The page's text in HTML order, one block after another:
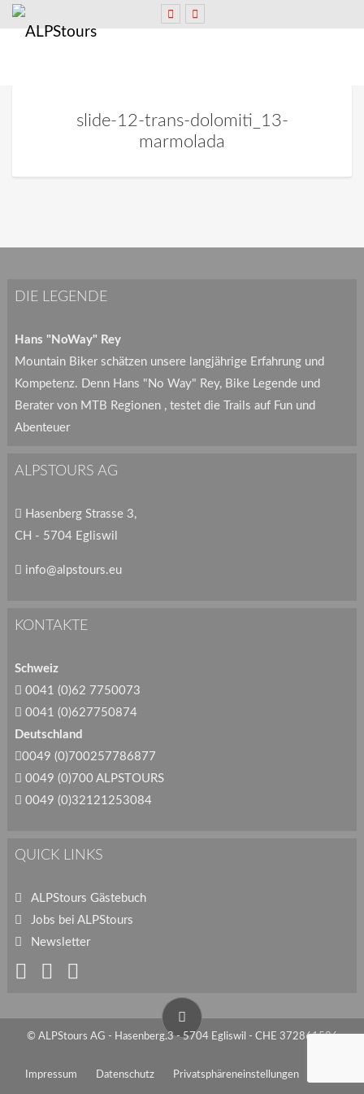
slide-12-trans-dolomiti_13-
marmolada
DIE LEGENDE
Hans "NoWay" Rey
Mountain Biker schätzen unsere langjährige Erfahrung und
Kompetenz. Denn Hans "No Way" Rey, Bike Legende und
Berater von MTB Regionen , testet die Trails auf Fun und
Abenteuer
ALPSTOURS AG
Hasenberg Strasse 3,
CH - 5704 Egliswil
info@alpstours.eu
KONTAKTE
Schweiz
0041 (0)62 7750073
0041 (0)627750874
Deutschland
0049 (0)700257786877
0049 (0)700 ALPSTOURS
0049 (0)32121253084
QUICK LINKS
ALPStours Gästebuch
Jobs bei ALPStours
Newsletter
© ALPStours AG - Hasenberg.3 - 5704 Egliswil - CHE 372861586
Impressum Datenschutz Privatsphäreneinstellungen